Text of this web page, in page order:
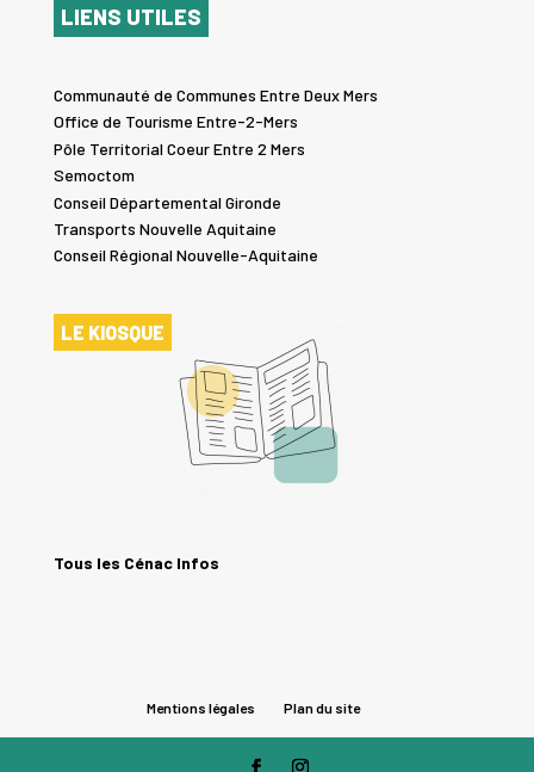
LIENS UTILES
Communauté de Communes Entre Deux Mers
Office de Tourisme Entre-2-Mers
Pôle Territorial Coeur Entre 2 Mers
Semoctom
Conseil Départemental Gironde
Transports Nouvelle Aquitaine
Conseil Régional Nouvelle-Aquitaine
LE KIOSQUE
Tous les Cénac Infos
Mentions légales Plan du site